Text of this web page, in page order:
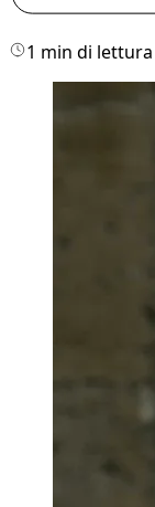
1 min di lettura